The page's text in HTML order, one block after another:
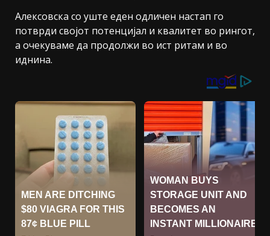
Алексовска со уште еден одличен настап го
потврди својот потенцијал и квалитет во рингот,
а очекуваме да продолжи во ист ритам и во
иднина.